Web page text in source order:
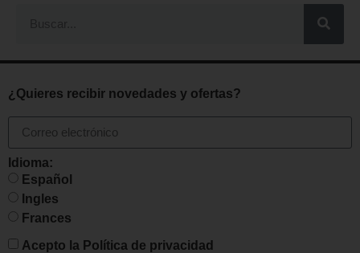
¿Quieres recibir novedades y ofertas?
Idioma:
Español
Ingles
Frances
Acepto la Política de privacidad